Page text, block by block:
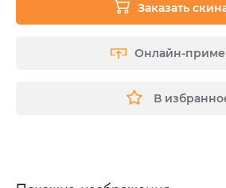
Заказать
Онлайн-
В